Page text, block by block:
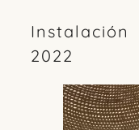
Instalación
2022